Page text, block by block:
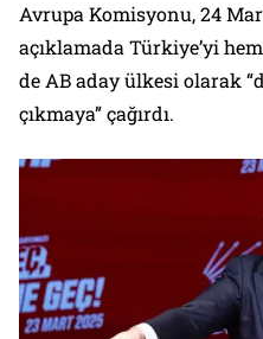
Avrupa Komisyonu, 24
açıklamada Türkiye’yi
de AB aday ülkesi olarak
çıkmaya” çağırdı.